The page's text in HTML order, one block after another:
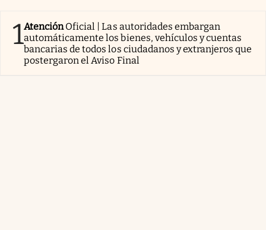
1AtenciónOficial | Las autoridades embargan
automáticamente los bienes, vehículos y cuentas
bancarias de todos los ciudadanos y extranjeros que
postergaron el Aviso Final